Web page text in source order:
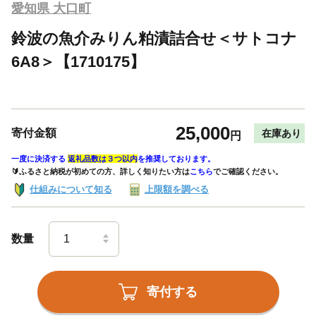
愛知県 大口町
鈴波の魚介みりん粕漬詰合せ＜サトコナ
6A8＞【1710175】
寄付金額 25,000円 在庫あり
一度に決済する 返礼品数は３つ以内を推奨しております。
🔰ふるさと納税が初めての方、詳しく知りたい方はこちらでご確認ください。
仕組みについて知る 上限額を調べる
数量
寄付する